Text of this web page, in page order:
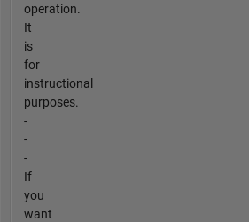
operation.
It
is
for
instructional
purposes.
-
-
-
If
you
want